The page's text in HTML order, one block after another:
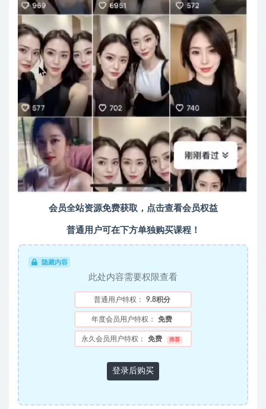
会员全站资源免费获取，点击查看会员权益
普通用户可在下方单独购买课程！
隐藏内容
此处内容需要权限查看
普通用户特权： 9.8积分
年度会员用户特权： 免费
永久会员用户特权： 免费 推荐
登录后购买